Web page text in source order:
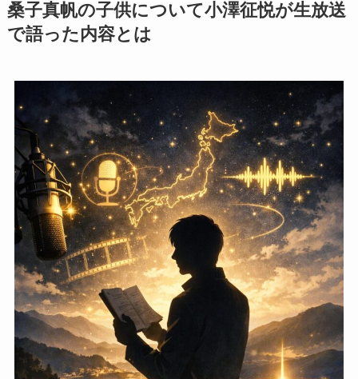
桑子真帆の子供について小澤征悦が生放送
で語った内容とは